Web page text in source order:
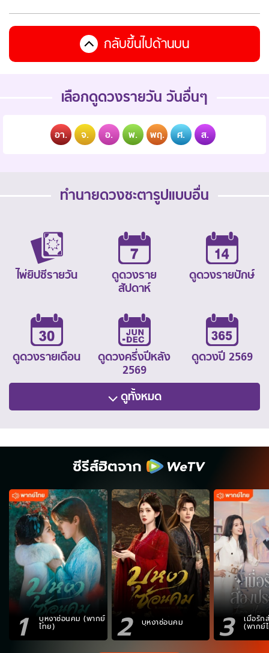
กลับขึ้นไปด้านบน
เลือกดูดวงรายวัน วันอื่นๆ
อา. จ. อ. พ. พฤ. ศ. ส.
ทำนายดวงชะตารูปแบบอื่น
ไพ่ยิปซีรายวัน
ดูดวงราย
สัปดาห์
ดูดวงรายปักษ์
ดูดวงรายเดือน
ดูดวงครึ่งปีหลัง
2569
ดูดวงปี 2569
ดูทั้งหมด
ซีรีส์ฮิตจาก
1 บุหงาซ่อนคม (พากย์
ไทย) 2 บุหงาซ่อนคม 3 เมื่อรัก
(พากย์